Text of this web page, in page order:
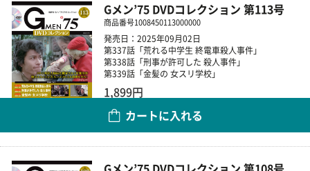
Gメン’75 DVDコレクション 第113号
商品番号1008450113000000
発売日：2025年09月02日
第337話「荒れる中学生 終電車殺人事件」
第338話「刑事が許可した 殺人事件」
第339話「金髪の 女スリ学校」
1,899円
カートに入れる